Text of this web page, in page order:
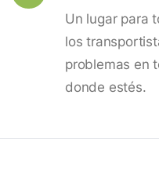
Un lugar para
los
problemas en
donde estés.